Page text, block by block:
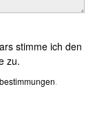
stimme ich den
zu.